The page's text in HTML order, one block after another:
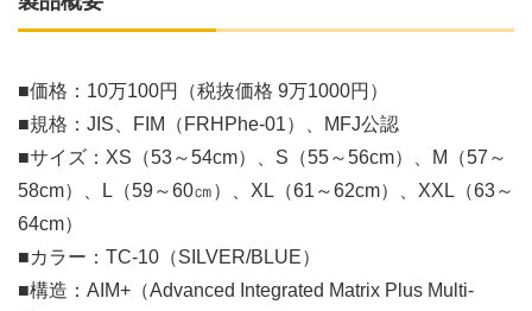
■価格：10万100円（税抜価格 9万1000円）
■規格：JIS、FIM（FRHPhe-01）、MFJ公認
■サイズ：XS（53～54cm）、S（55～56cm）、M（57～
58cm）、L（59～60㎝）、XL（61～62cm）、XXL（63～
64cm）
■カラー：TC-10（SILVER/BLUE）
■構造：AIM+（Advanced Integrated Matrix Plus Multi-